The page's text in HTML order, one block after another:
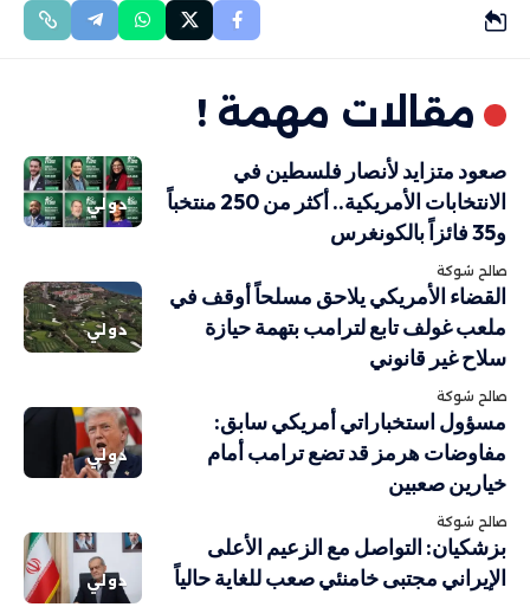
مقالات مهمة !
دولي
صعود متزايد لأنصار فلسطين في
الانتخابات الأمريكية.. أكثر من 250 منتخباً
و35 فائزاً بالكونغرس
صالح شوكة
دولي
القضاء الأمريكي يلاحق مسلحاً أوقف في
ملعب غولف تابع لترامب بتهمة حيازة
سلاح غير قانوني
صالح شوكة
دولي
مسؤول استخباراتي أمريكي سابق:
مفاوضات هرمز قد تضع ترامب أمام
خيارين صعبين
صالح شوكة
دولي
بزشكيان: التواصل مع الزعيم الأعلى
الإيراني مجتبى خامنئي صعب للغاية حالياً